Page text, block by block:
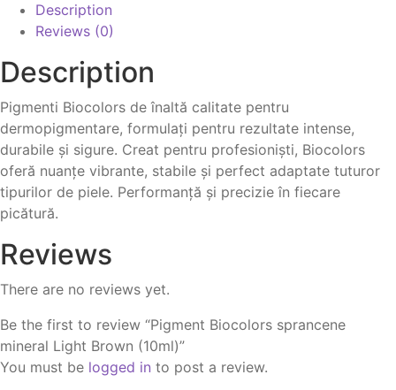
Description
Reviews (0)
Description
Pigmenti Biocolors de înaltă calitate pentru
dermopigmentare, formulați pentru rezultate intense,
durabile și sigure. Creat pentru profesioniști, Biocolors
oferă nuanțe vibrante, stabile și perfect adaptate tuturor
tipurilor de piele. Performanță și precizie în fiecare
picătură.
Reviews
There are no reviews yet.
Be the first to review “Pigment Biocolors sprancene
mineral Light Brown (10ml)”
You must be logged in to post a review.